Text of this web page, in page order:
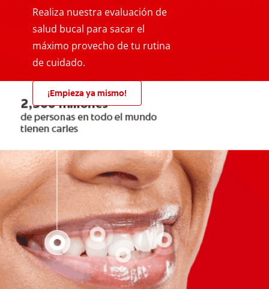
Realiza nuestra evaluación de
salud bucal para sacar el
máximo provecho de tu rutina
de cuidado.
¡Empieza ya mismo!